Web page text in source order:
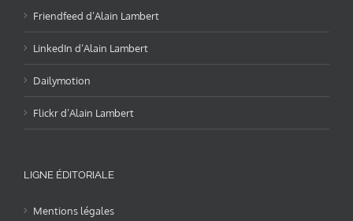
Friendfeed d’Alain Lambert
LinkedIn d’Alain Lambert
Dailymotion
Flickr d’Alain Lambert
LIGNE ÉDITORIALE
Mentions légales